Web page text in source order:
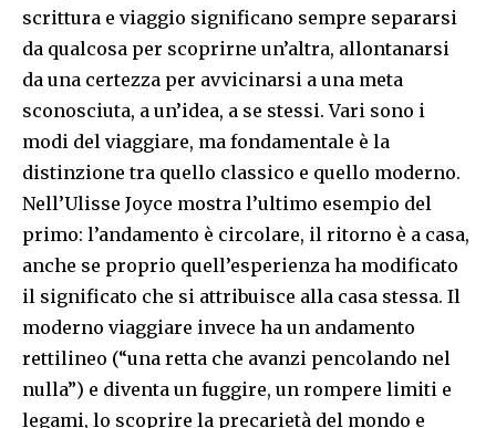
scrittura e viaggio significano sempre separarsi
da qualcosa per scoprirne un’altra, allontanarsi
da una certezza per avvicinarsi a una meta
sconosciuta, a un’idea, a se stessi. Vari sono i
modi del viaggiare, ma fondamentale è la
distinzione tra quello classico e quello moderno.
Nell’Ulisse Joyce mostra l’ultimo esempio del
primo: l’andamento è circolare, il ritorno è a casa,
anche se proprio quell’esperienza ha modificato
il significato che si attribuisce alla casa stessa. Il
moderno viaggiare invece ha un andamento
rettilineo (“una retta che avanzi pencolando nel
nulla”) e diventa un fuggire, un rompere limiti e
legami, lo scoprire la precarietà del mondo e